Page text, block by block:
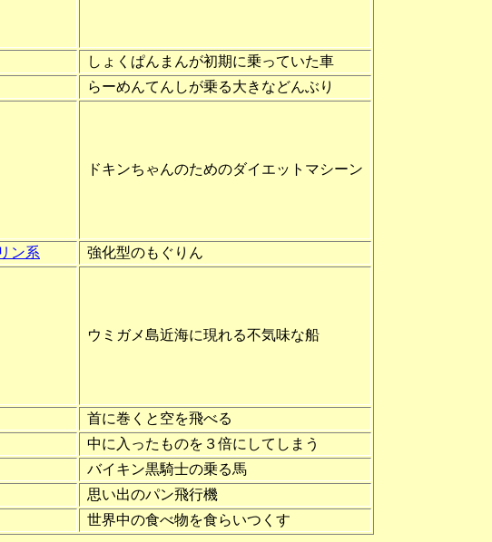
しょくぱんまんが初期に乗っていた車
らーめんてんしが乗る大きなどんぶり
ドキンちゃんのためのダイエットマシーン
ン系 強化型のもぐりん
ウミガメ島近海に現れる不気味な船
首に巻くと空を飛べる
中に入ったものを３倍にしてしまう
バイキン黒騎士の乗る馬
思い出のパン飛行機
世界中の食べ物を食らいつくす